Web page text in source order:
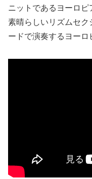
ニットであるヨーロ
素晴らしいリズムセ
ードで演奏するヨーロ